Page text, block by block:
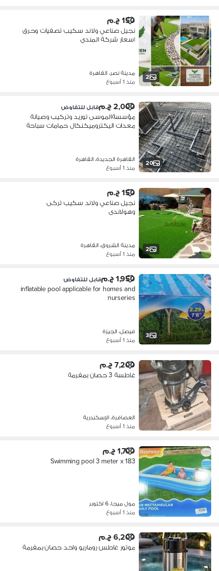
2
150 ج.م
نجيل صناعي ولاند سكيب تصفيات وحرق
اسعار شركة المندي
مدينة نصر، القاهرة
منذ 1 أسبوع
20
2,000 ج.م قابل للتفاوض
مؤسسةالموسى توريد وتركيب وصيانة
معدات اليكتروميكنكال حمامات سباحة
القاهرة الجديدة، القاهرة
منذ 1 أسبوع
2
150 ج.م
نجيل صناعي ولاند سكيب تركى
وهولاندى
مدينة الشروق، القاهرة
منذ 1 أسبوع
3
1,950 ج.م قابل للتفاوض
inflatable pool applicable for homes and
nurseries
فيصل، الجيزة
منذ 1 أسبوع
7,200 ج.م
غاطسة 3 حصان بمفرمة
العصافرة، الإسكندرية
منذ 1 أسبوع
1,700 ج.م
Swimming pool 3 meter x 183
مول ميجا، 6 اكتوبر
منذ 1 أسبوع
6,200 ج.م
موتور غاطس روماريو واحد حصان بمفرمة